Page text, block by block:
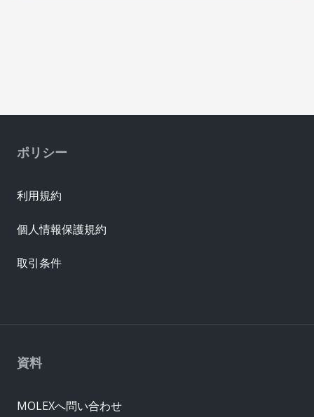
資料
MOLEXへ問い合わせ
ポリシー
利用規約
個人情報保護規約
取引条件